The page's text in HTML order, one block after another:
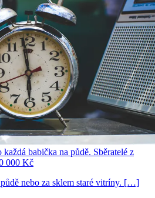
babička na půdě. Sběratelé z
000 Kč
nebo za sklem staré vitríny. […]